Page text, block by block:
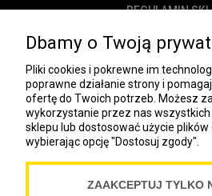
REGULAMIN
DOSTAWA
PŁATNOŚĆ
COOKIES
Spółdzielnia
Dbamy o Twoją
Pliki cookies i pokrewne im
poprawne działanie strony i
ofertę do Twoich potrzeb. Możesz
wykorzystanie przez nas
sklepu lub dostosować użycie
wybierając opcję "Dostosuj zgody".
ZAAKCEPTUJ TYLKO